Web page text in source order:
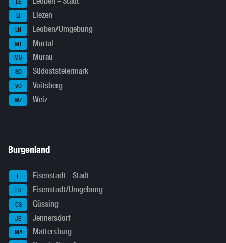
LE
LI Liezen
LN Leoben/Umgebung
MT Murtal
MU Murau
SO Südoststeiermark
VO Voitsberg
WZ Weiz
Burgenland
E Eisenstadt – Stadt
EU Eisenstadt/Umgebung
GS Güssing
JE Jennersdorf
MA Mattersburg